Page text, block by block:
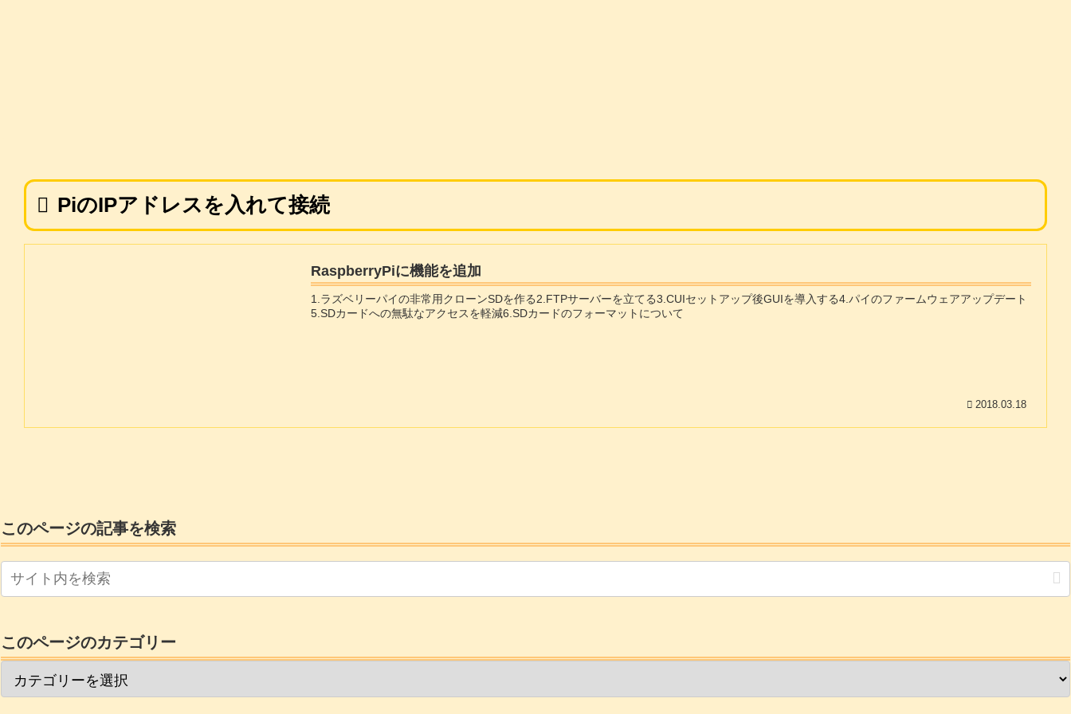
PiのIPアドレスを入れて接続
RaspberryPiに機能を追加
1.ラズベリーパイの非常用クローンSDを作る2.FTPサーバーを立てる3.CUIセットアップ後GUIを導入する4.パイのファームウェアアップデート
5.SDカードへの無駄なアクセスを軽減6.SDカードのフォーマットについて
2018.03.18
このページの記事を検索
このページのカテゴリー